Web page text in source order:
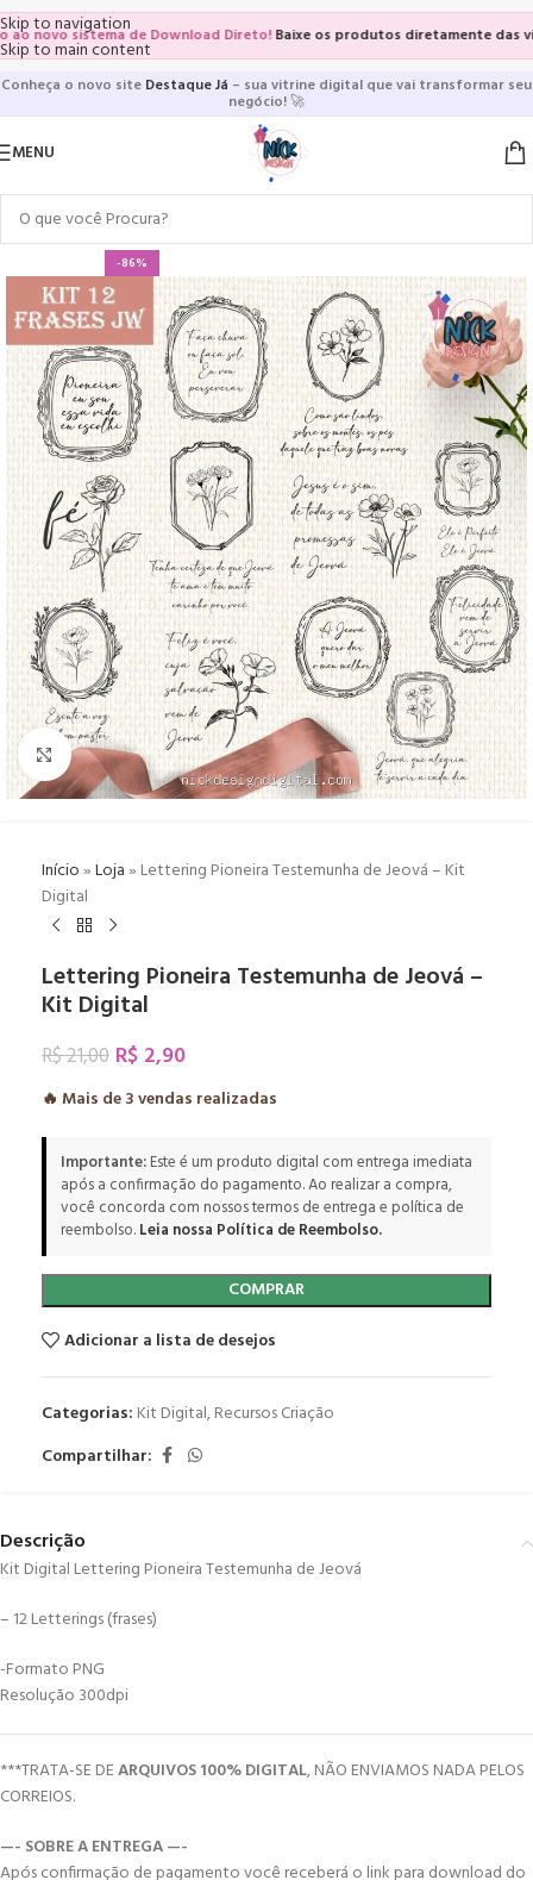
Skip to navigation
Skip to main content
sistema de Download Direto!Baixe os produtos diretamente das
Conheça o novo site Destaque Já – sua vitrine digital que vai transformar seu
negócio!🚀
MENU
-86%
Click to enlarge
Início»Loja» Lettering Pioneira Testemunha de Jeová – Kit
Digital
Lettering Pioneira Testemunha de Jeová –
Kit Digital
R$21,00 R$ 2,90
🔥 Mais de3vendas realizadas
Importante:Este é um produto digital com entrega imediata
após a confirmação do pagamento. Ao realizar a compra,
você concorda com nossos termos de entrega e política de
reembolso.Leia nossa Política de Reembolso.
COMPRAR
Adicionar a lista de desejos
Categorias: Kit Digital,Recursos Criação
Compartilhar:
Descrição
Kit Digital Lettering Pioneira Testemunha de Jeová
– 12 Letterings (frases)
-Formato PNG
Resolução 300dpi
***TRATA-SE DEARQUIVOS 100% DIGITAL, NÃO ENVIAMOS NADA PELOS
CORREIOS.
—- SOBRE A ENTREGA —-
Após confirmação de pagamento você receberá o link para download do